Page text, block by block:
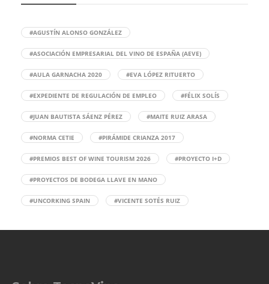
#AGUSTÍN ALONSO GONZÁLEZ
#ASOCIACIÓN EMPRESARIAL DEL VINO DE ESPAÑA (AEVE)
#AULA GARNACHA 2020 #EVA LÓPEZ RITUERTO
#EXPEDIENTE DE REGULACIÓN DE EMPLEO #FÉLIX SOLÍS
#JUAN BAUTISTA SÁENZ PÉREZ #MAITE RUIZ ARASA
#NORMA CETIE #PIRÁMIDE CRIANZA 2017
#PREMIOS BEST OF WINE TOURISM 2026 #PROYECTO I+D
#PROYECTOS DE BODEGA LLAVE EN MANO
#UNCORKING SPAIN #VICENTE SOTÉS RUIZ